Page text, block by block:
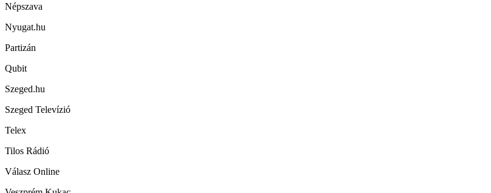
Népszava
Nyugat.hu
Partizán
Qubit
Szeged.hu
Szeged Televízió
Telex
Tilos Rádió
Válasz Online